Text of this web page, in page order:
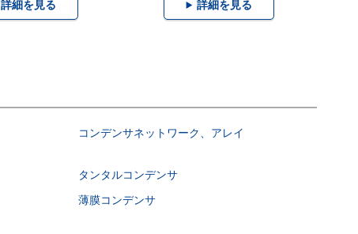
詳細を見る 詳細を見る
コンデンサネットワーク、アレイ
タンタルコンデンサ
薄膜コンデンサ